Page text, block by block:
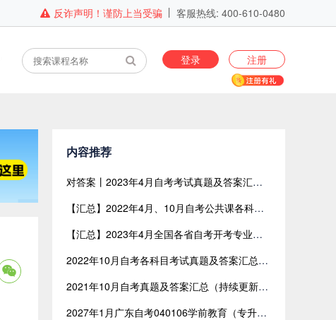
客服热线: 400-610-0480
反诈声明！谨防上当受骗
登录 注册
内容推荐
对答案丨2023年4月自考考试真题及答案汇总【网友回忆版】
【汇总】2022年4月、10月自考公共课各科目考试真题及答案汇总（共含24科目）
【汇总】2023年4月全国各省自考开考专业与开考课程表
2022年10月自考各科目考试真题及答案汇总（网友回忆版）
2021年10月自考真题及答案汇总（持续更新中）
2027年1月广东自考040106学前教育（专升本）开考课程考试时间安排表